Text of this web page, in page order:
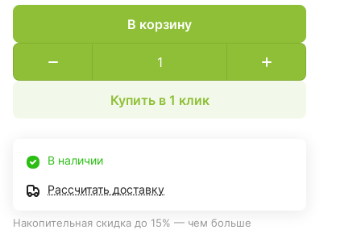
В корзину
Купить в 1 клик
В наличии
Рассчитать доставку
Накопительная скидка до 15% — чем больше